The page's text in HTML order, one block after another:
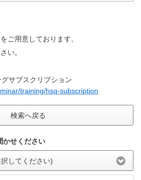
ご用意しております。
い。
サブスクリプション
training/hsq-subscription
検索へ戻る
かせください
してください)